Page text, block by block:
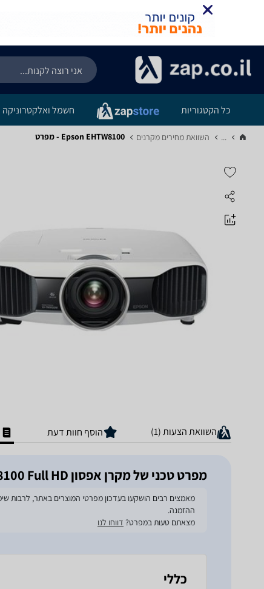
כל הקטגוריות חשמל ואלקטרוניקה
... השוואת מחירים מקרנים‏ Epson EHTW8100 - מפרט
השוואת הצעות (1) הוסף חוות דעת
מפרט טכני של מקרן אפסון EHTW8100 Full HD
ההזמנה.
מצאתם טעות במפרט? דווחו לנו
כללי